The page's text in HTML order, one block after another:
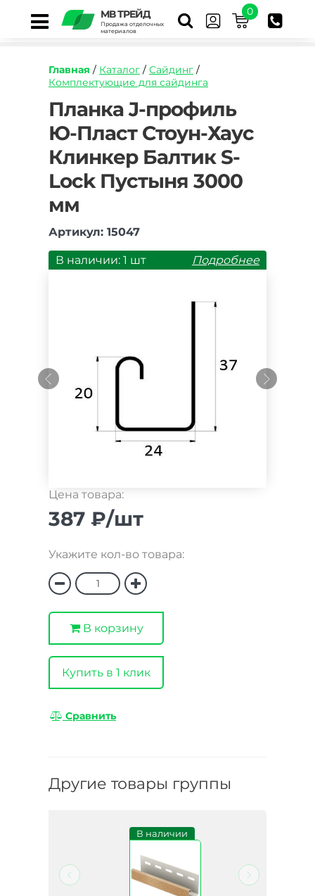
МВ ТРЕЙД
Продажа отделочных
материалов
0
Главная / Каталог / Сайдинг /
Комплектующие для сайдинга
https://mvtrade.ru/images/id/normal/planka-
j-
profil-
yu-
plast-
stoun-
khaus-
baltik-
s-
lock-
pustynya-
3050-
Планка J-профиль
Ю-Пласт Стоун-Хаус
Клинкер Балтик S-
Lock Пустыня 3000
мм
Артикул: 15047
В наличии: 1 шт Подробнее
Цена товара:
387 ₽/шт
Укажите кол-во товара:
В корзину
Купить в 1 клик
Сравнить
Другие товары группы
В наличии